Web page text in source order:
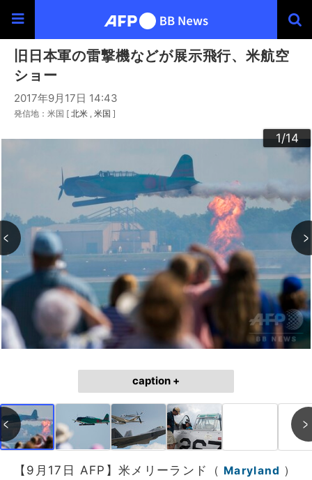
旧日本軍の雷撃機などが展示飛行、米航空
ショー
2017年9月17日 14:43
発信地：米国 [ 北米 米国 ]
1/14
2/14
3/14
4/14
5/14
6/14
7/14
8/14
9/14
10/14
11/14
12/14
13/14
14/14
caption +
【9月17日 AFP】米メリーランド（ Maryland ）